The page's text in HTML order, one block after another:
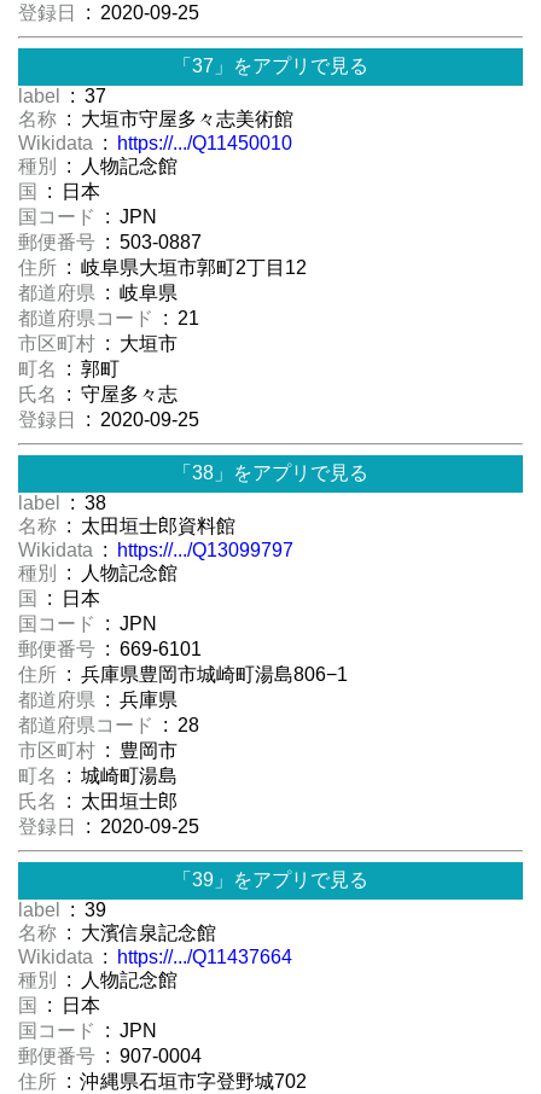
登録日
: 2020-09-25
「37」をアプリで見る
label
: 37
名称 : 大垣市守屋多々志美術館
Wikidata :
https://.../Q11450010
種別
: 人物記念館
国
: 日本
国コード
: JPN
郵便番号 : 503-0887
住所 : 岐阜県大垣市郭町2丁目12
都道府県 : 岐阜県
都道府県コード
: 21
市区町村 : 大垣市
町名
: 郭町
氏名
: 守屋多々志
登録日
: 2020-09-25
「38」をアプリで見る
label
: 38
名称 : 太田垣士郎資料館
Wikidata :
https://.../Q13099797
種別
: 人物記念館
国
: 日本
国コード
: JPN
郵便番号 : 669-6101
住所 : 兵庫県豊岡市城崎町湯島806−1
都道府県 : 兵庫県
都道府県コード
: 28
市区町村 : 豊岡市
町名
: 城崎町湯島
氏名
: 太田垣士郎
登録日
: 2020-09-25
「39」をアプリで見る
label
: 39
名称 : 大濱信泉記念館
Wikidata :
https://.../Q11437664
種別
: 人物記念館
国
: 日本
国コード
: JPN
郵便番号 : 907-0004
住所 : 沖縄県石垣市字登野城702